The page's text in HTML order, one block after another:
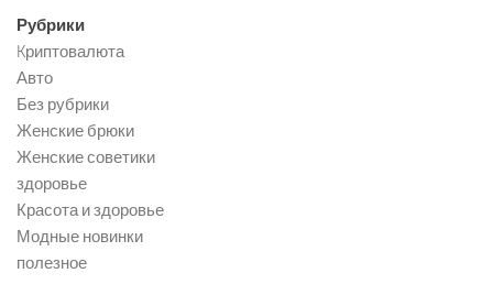
Рубрики
Kриптовалюта
Авто
Без рубрики
Женские брюки
Женские советики
здоровье
Красота и здоровье
Модные новинки
полезное